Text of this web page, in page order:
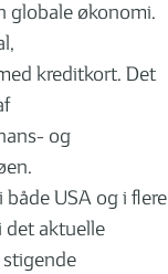
globale økonomi.
kreditkort. Det
og
USA og i flere
aktuelle